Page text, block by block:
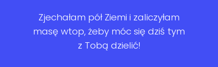
Zjechałam pół Ziemi i zaliczyłam
masę wtop, żeby móc się dziś tym
z Tobą dzielić!